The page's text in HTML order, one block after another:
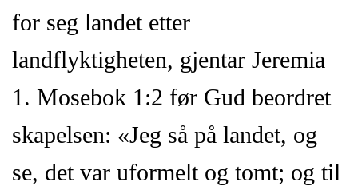
for seg landet etter
landflyktigheten, gjentar Jeremia
1. Mosebok 1:2 før Gud beordret
skapelsen: «Jeg så på landet, og
se, det var uformelt og tomt; og til